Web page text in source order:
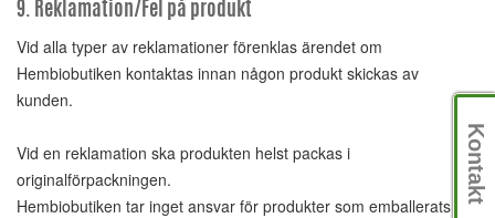
9. Reklamation/Fel på produkt
Vid alla typer av reklamationer förenklas ärendet om
Hembiobutiken kontaktas innan någon produkt skickas av
kunden.
Vid en reklamation ska produkten helst packas i
originalförpackningen.
Hembiobutiken tar inget ansvar för produkter som emballerats
Kontakt